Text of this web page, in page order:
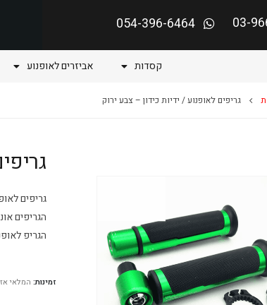
03-
054-396-6464
קסדות אביזרים לאופנוע
גריפים לאופנוע / ידיות כידון – צבע ירוק
גריפים
הגריפים
הגריפ
זמינות: המלאי